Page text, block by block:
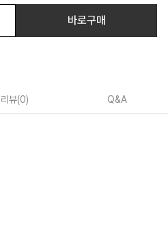
바로구매
리뷰(0) Q&A